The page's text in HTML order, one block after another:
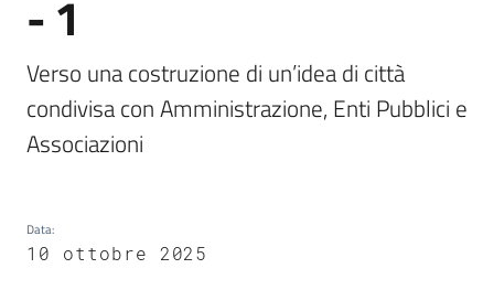
Novità
Menu selezionato
Servizi
Vivere
- 1
Verso una costruzione di un’idea di città
condivisa con Amministrazione, Enti Pubblici e
Associazioni
Data:
10 ottobre 2025